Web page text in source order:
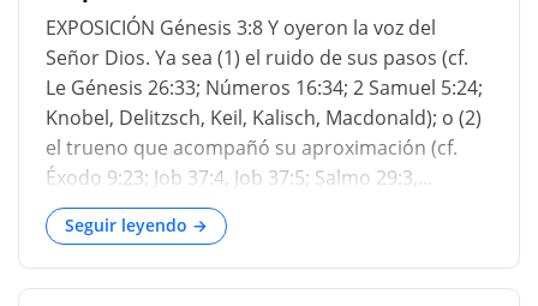
EXPOSICIÓN Génesis 3:8 Y oyeron la voz del
Señor Dios. Ya sea (1) el ruido de sus pasos (cf.
Le Génesis 26:33; Números 16:34; 2 Samuel 5:24;
Knobel, Delitzsch, Keil, Kalisch, Macdonald); o (2)
el trueno que acompañó su aproximación (cf.
Éxodo 9:23; Job 37:4, Job 37:5; Salmo 29:3,...
Seguir leyendo →